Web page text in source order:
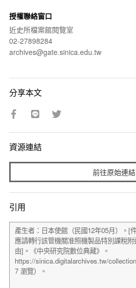
授權聯絡窗口
近史所檔案館閱覽室
02-27898284
archives@gate.sinica.edu.tw
分享本文
資源連結
前往原始連結
引用